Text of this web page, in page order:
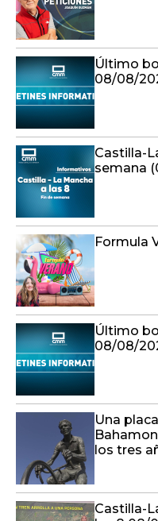
Último
08/08/
Castilla-
semana
Formula
Último
08/08/
Una
los tres
Castilla-